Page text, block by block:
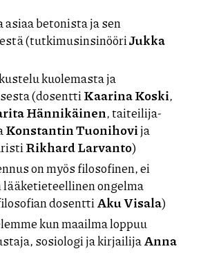
asiaa betonista ja sen
(tutkimusinsinööriJukka
kuolemasta ja
(dosenttiKaarina Koski,
Hännikäinen, taiteilija-
Konstantin Tuonihovija
Rikhard Larvanto)
on myös filosofinen, ei
ongelma
dosenttiAku Visala)
kun maailma loppuu
sosiologi ja kirjailijaAnna